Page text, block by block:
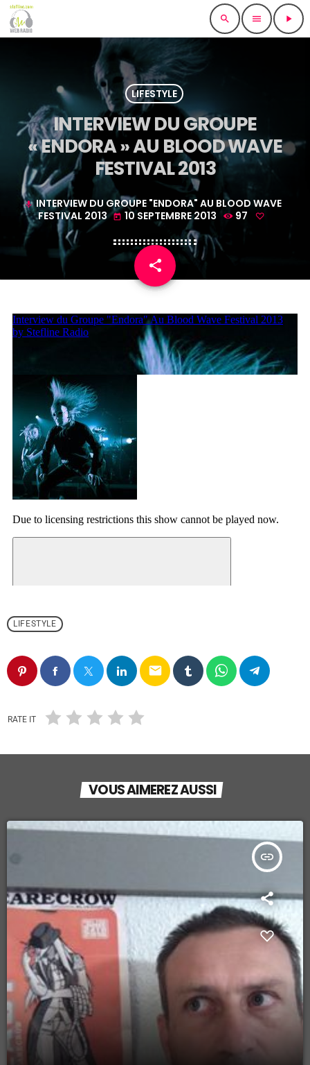
search menu play_arrow
LIFESTYLE
INTERVIEW DU GROUPE
« ENDORA » AU BLOOD WAVE
FESTIVAL 2013
mic INTERVIEW DU GROUPE "ENDORA" AU BLOOD WAVE
FESTIVAL 2013
today 10 SEPTEMBRE 2013 97
share
email
LIFESTYLE
email
RATE IT
VOUS AIMEREZ AUSSI
insert_link